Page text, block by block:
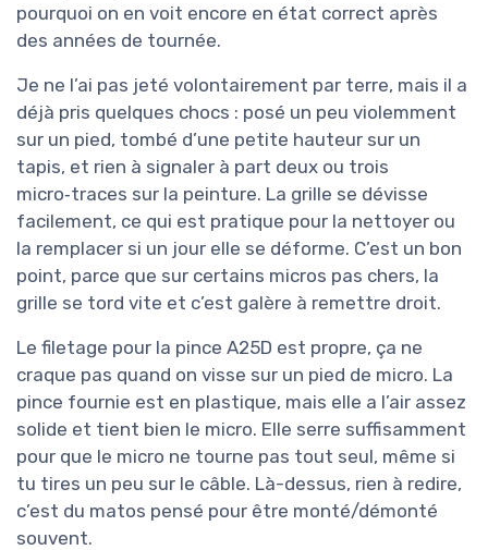
pourquoi on en voit encore en état correct après
des années de tournée.
Je ne l’ai pas jeté volontairement par terre, mais il a
déjà pris quelques chocs : posé un peu violemment
sur un pied, tombé d’une petite hauteur sur un
tapis, et rien à signaler à part deux ou trois
micro‑traces sur la peinture. La grille se dévisse
facilement, ce qui est pratique pour la nettoyer ou
la remplacer si un jour elle se déforme. C’est un bon
point, parce que sur certains micros pas chers, la
grille se tord vite et c’est galère à remettre droit.
Le filetage pour la pince A25D est propre, ça ne
craque pas quand on visse sur un pied de micro. La
pince fournie est en plastique, mais elle a l’air assez
solide et tient bien le micro. Elle serre suffisamment
pour que le micro ne tourne pas tout seul, même si
tu tires un peu sur le câble. Là-dessus, rien à redire,
c’est du matos pensé pour être monté/démonté
souvent.